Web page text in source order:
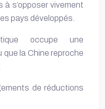
à s’opposer vivement
pays développés.
occupe une
la Chine reproche
de réductions